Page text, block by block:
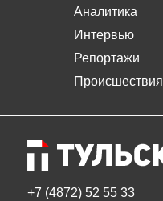
Аналитика
Интервью
Репортажи
Происшествия
+7 (4872) 52 55 33